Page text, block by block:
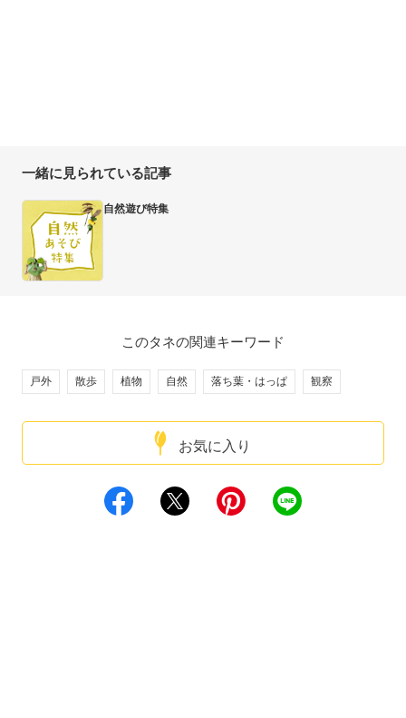
一緒に見られている記事
自然遊び特集
お気に入り
このタネの関連キーワード
戸外 散歩 植物 自然 落ち葉・はっぱ 観察